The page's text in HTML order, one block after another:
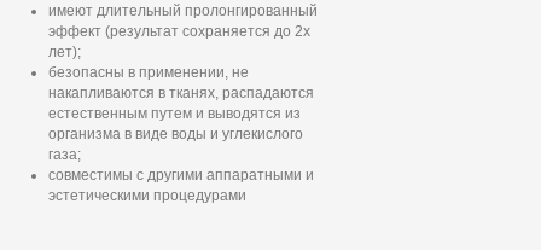
имеют длительный пролонгированный
эффект (результат сохраняется до 2х
лет);
безопасны в применении, не
накапливаются в тканях, распадаются
естественным путем и выводятся из
организма в виде воды и углекислого
газа;
совместимы с другими аппаратными и
эстетическими процедурами